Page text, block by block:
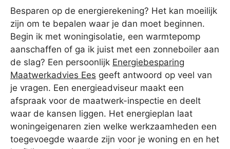
Besparen op de energierekening? Het kan moeilijk
zijn om te bepalen waar je dan moet beginnen.
Begin ik met woningisolatie, een warmtepomp
aanschaffen of ga ik juist met een zonneboiler aan
de slag? Een persoonlijk Energiebesparing
Maatwerkadvies Ees geeft antwoord op veel van
je vragen. Een energieadviseur maakt een
afspraak voor de maatwerk-inspectie en deelt
waar de kansen liggen. Het energieplan laat
woningeigenaren zien welke werkzaamheden een
toegevoegde waarde zijn voor je woning en en het